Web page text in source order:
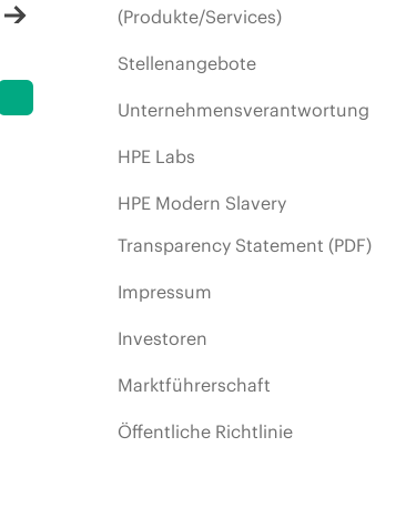
(Produkte/Services)
Stellenangebote
Unternehmensverantwortung
HPE Labs
HPE Modern Slavery
Transparency Statement (PDF)
Impressum
Investoren
Marktführerschaft
Öffentliche Richtlinie